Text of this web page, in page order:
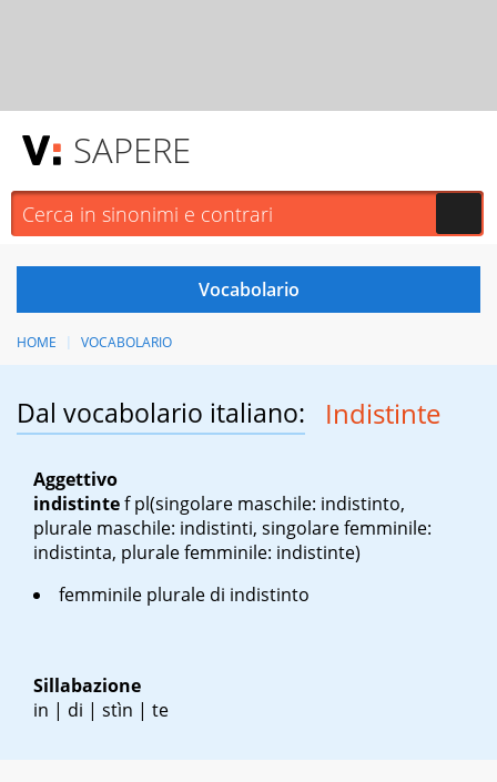
SAPERE
HOME VOCABOLARIO
Dal vocabolario italiano: Indistinte
Aggettivo
indistintef pl(singolare maschile: indistinto,
plurale maschile: indistinti, singolare femminile:
indistinta, plurale femminile: indistinte)
femminile plurale di indistinto
Sillabazione
in | di | stìn | te